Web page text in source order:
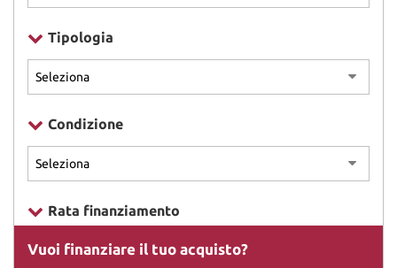
ACQUISTIAMO USATO
ASSISTENZA
CONTATTI
Tipologia
Condizione
Rata finanziamento
Vuoi finanziare il tuo acquisto?